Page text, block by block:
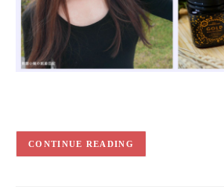
CONTINUE READING